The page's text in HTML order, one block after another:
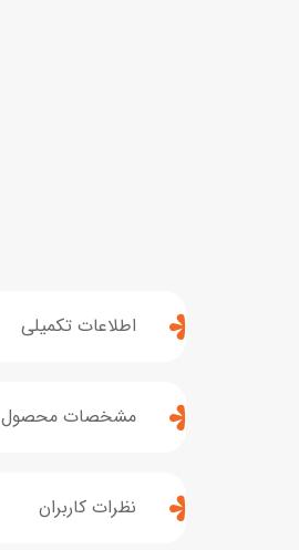
اطلاعات تکمیلی
مشخصات محصول
نظرات کاربران